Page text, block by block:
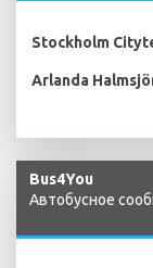
Stockholm
Arlanda
Bus4You
Автобусное